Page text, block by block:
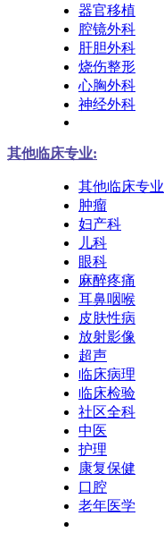
器官移植
腔镜外科
肝胆外科
烧伤整形
心胸外科
神经外科
其他临床专业:
其他临床专业
肿瘤
妇产科
儿科
眼科
麻醉疼痛
耳鼻咽喉
皮肤性病
放射影像
超声
临床病理
临床检验
社区全科
中医
护理
康复保健
口腔
老年医学